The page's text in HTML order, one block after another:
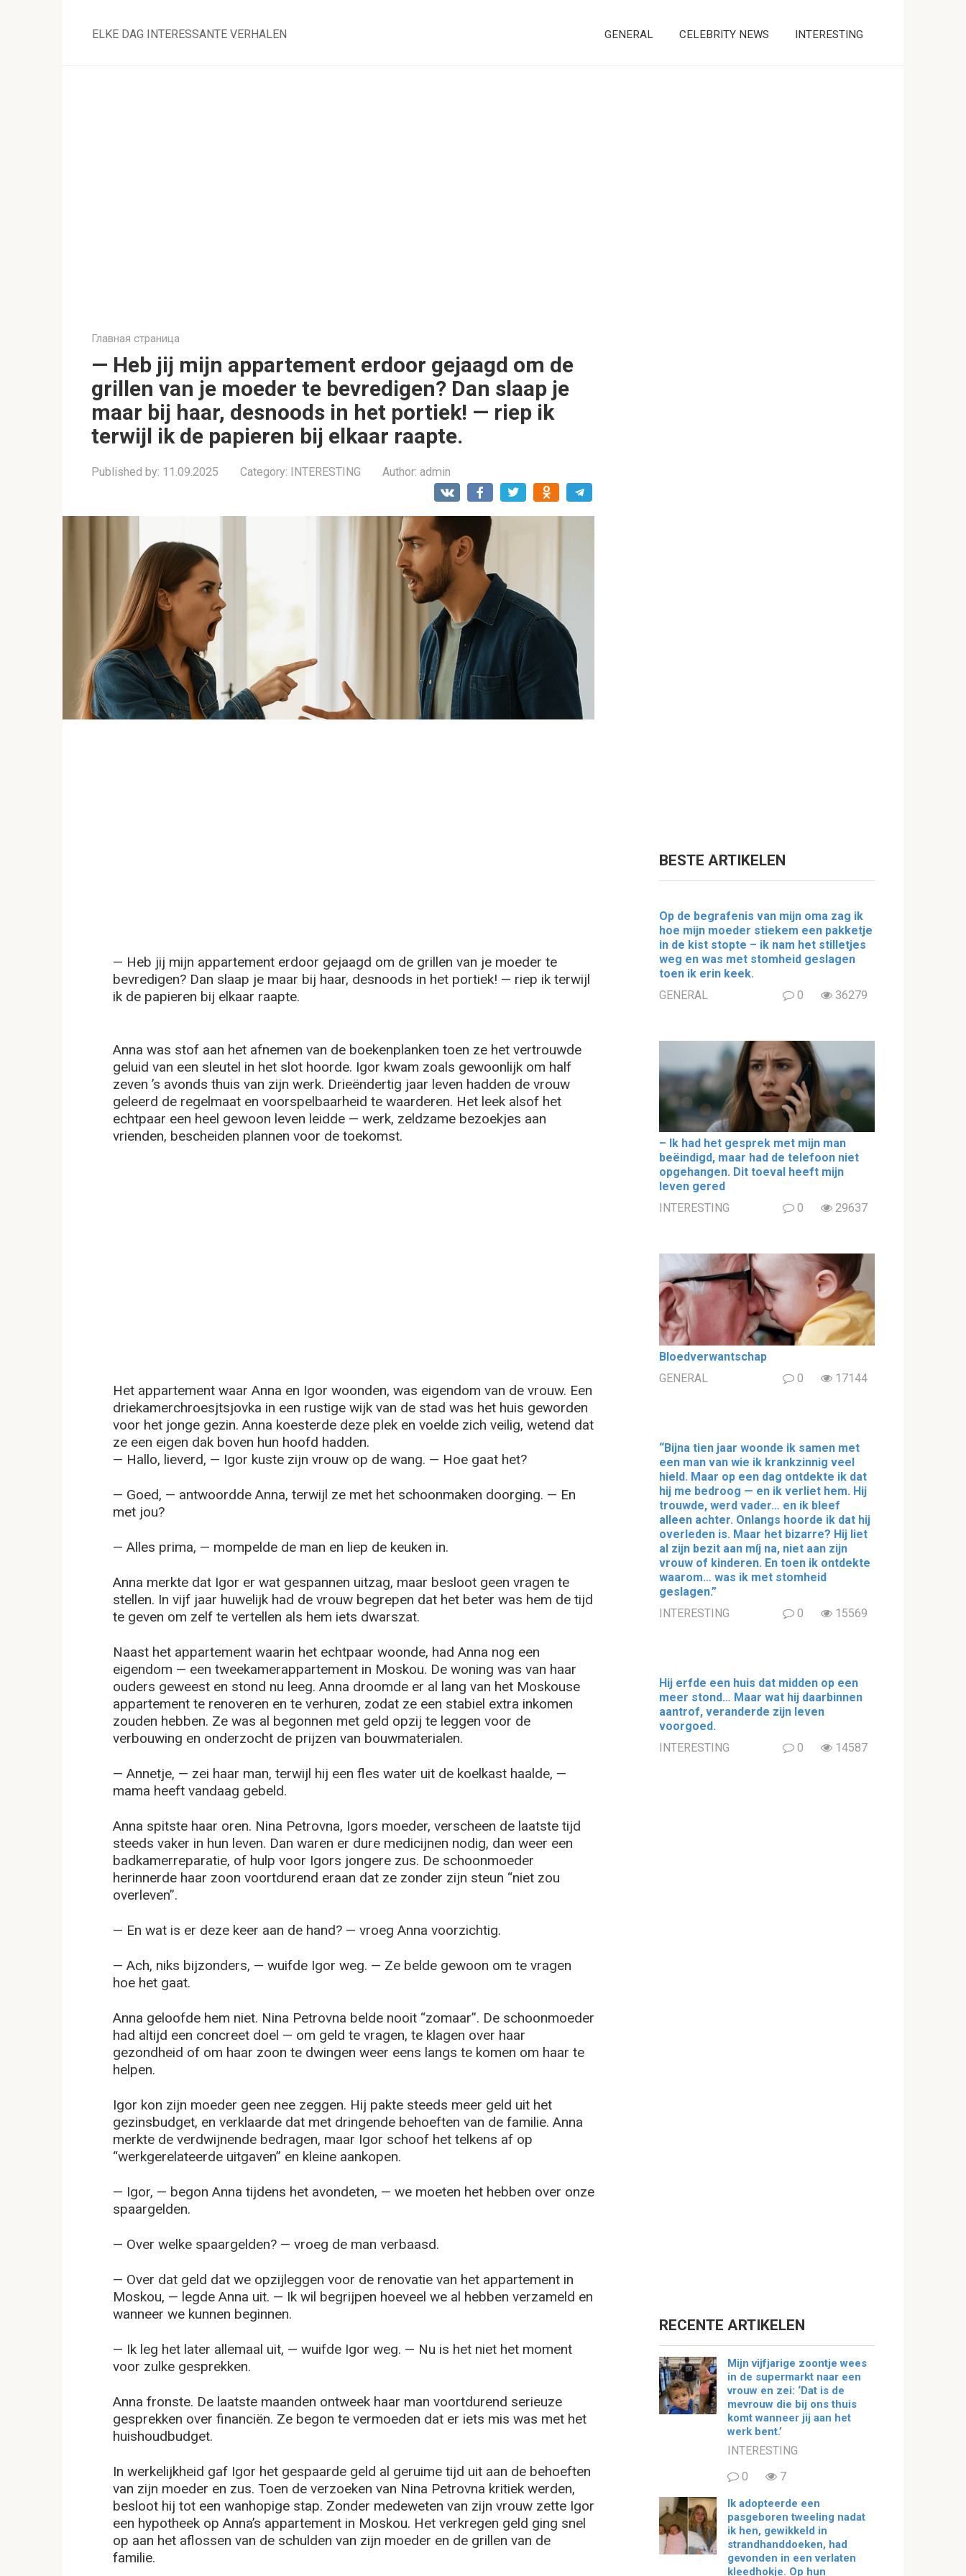
ELKE DAG INTERESSANTE VERHALEN GENERAL CELEBRITY NEWS INTERESTING
Главная страница
— Heb jij mijn appartement erdoor gejaagd om de
grillen van je moeder te bevredigen? Dan slaap je
maar bij haar, desnoods in het portiek! — riep ik
terwijl ik de papieren bij elkaar raapte.
Published by: 11.09.2025 Category: INTERESTING Author: admin
— Heb jij mijn appartement erdoor gejaagd om de grillen van je moeder te
bevredigen? Dan slaap je maar bij haar, desnoods in het portiek! — riep ik terwijl
ik de papieren bij elkaar raapte.
Anna was stof aan het afnemen van de boekenplanken toen ze het vertrouwde
geluid van een sleutel in het slot hoorde. Igor kwam zoals gewoonlijk om half
zeven ’s avonds thuis van zijn werk. Drieëndertig jaar leven hadden de vrouw
geleerd de regelmaat en voorspelbaarheid te waarderen. Het leek alsof het
echtpaar een heel gewoon leven leidde — werk, zeldzame bezoekjes aan
vrienden, bescheiden plannen voor de toekomst.
Het appartement waar Anna en Igor woonden, was eigendom van de vrouw. Een
driekamerchroesjtsjovka in een rustige wijk van de stad was het huis geworden
voor het jonge gezin. Anna koesterde deze plek en voelde zich veilig, wetend dat
ze een eigen dak boven hun hoofd hadden.
— Hallo, lieverd, — Igor kuste zijn vrouw op de wang. — Hoe gaat het?
— Goed, — antwoordde Anna, terwijl ze met het schoonmaken doorging. — En
met jou?
— Alles prima, — mompelde de man en liep de keuken in.
Anna merkte dat Igor er wat gespannen uitzag, maar besloot geen vragen te
stellen. In vijf jaar huwelijk had de vrouw begrepen dat het beter was hem de tijd
te geven om zelf te vertellen als hem iets dwarszat.
Naast het appartement waarin het echtpaar woonde, had Anna nog een
eigendom — een tweekamerappartement in Moskou. De woning was van haar
ouders geweest en stond nu leeg. Anna droomde er al lang van het Moskouse
appartement te renoveren en te verhuren, zodat ze een stabiel extra inkomen
zouden hebben. Ze was al begonnen met geld opzij te leggen voor de
verbouwing en onderzocht de prijzen van bouwmaterialen.
— Annetje, — zei haar man, terwijl hij een fles water uit de koelkast haalde, —
mama heeft vandaag gebeld.
Anna spitste haar oren. Nina Petrovna, Igors moeder, verscheen de laatste tijd
steeds vaker in hun leven. Dan waren er dure medicijnen nodig, dan weer een
badkamerreparatie, of hulp voor Igors jongere zus. De schoonmoeder
herinnerde haar zoon voortdurend eraan dat ze zonder zijn steun “niet zou
overleven”.
— En wat is er deze keer aan de hand? — vroeg Anna voorzichtig.
— Ach, niks bijzonders, — wuifde Igor weg. — Ze belde gewoon om te vragen
hoe het gaat.
Anna geloofde hem niet. Nina Petrovna belde nooit “zomaar”. De schoonmoeder
had altijd een concreet doel — om geld te vragen, te klagen over haar
gezondheid of om haar zoon te dwingen weer eens langs te komen om haar te
helpen.
Igor kon zijn moeder geen nee zeggen. Hij pakte steeds meer geld uit het
gezinsbudget, en verklaarde dat met dringende behoeften van de familie. Anna
merkte de verdwijnende bedragen, maar Igor schoof het telkens af op
“werkgerelateerde uitgaven” en kleine aankopen.
— Igor, — begon Anna tijdens het avondeten, — we moeten het hebben over onze
spaargelden.
— Over welke spaargelden? — vroeg de man verbaasd.
— Over dat geld dat we opzijleggen voor de renovatie van het appartement in
Moskou, — legde Anna uit. — Ik wil begrijpen hoeveel we al hebben verzameld en
wanneer we kunnen beginnen.
— Ik leg het later allemaal uit, — wuifde Igor weg. — Nu is het niet het moment
voor zulke gesprekken.
Anna fronste. De laatste maanden ontweek haar man voortdurend serieuze
gesprekken over financiën. Ze begon te vermoeden dat er iets mis was met het
huishoudbudget.
In werkelijkheid gaf Igor het gespaarde geld al geruime tijd uit aan de behoeften
van zijn moeder en zus. Toen de verzoeken van Nina Petrovna kritiek werden,
besloot hij tot een wanhopige stap. Zonder medeweten van zijn vrouw zette Igor
een hypotheek op Anna’s appartement in Moskou. Het verkregen geld ging snel
op aan het aflossen van de schulden van zijn moeder en de grillen van de
familie.
BESTE ARTIKELEN
Op de begrafenis van mijn oma zag ik
hoe mijn moeder stiekem een pakketje
in de kist stopte – ik nam het stilletjes
weg en was met stomheid geslagen
toen ik erin keek.
GENERAL
0 36279
– Ik had het gesprek met mijn man
beëindigd, maar had de telefoon niet
opgehangen. Dit toeval heeft mijn
leven gered
INTERESTING
0 29637
Bloedverwantschap
GENERAL
0 17144
“Bijna tien jaar woonde ik samen met
een man van wie ik krankzinnig veel
hield. Maar op een dag ontdekte ik dat
hij me bedroog — en ik verliet hem. Hij
trouwde, werd vader… en ik bleef
alleen achter. Onlangs hoorde ik dat hij
overleden is. Maar het bizarre? Hij liet
al zijn bezit aan míj na, niet aan zijn
vrouw of kinderen. En toen ik ontdekte
waarom… was ik met stomheid
geslagen.”
INTERESTING
0 15569
Hij erfde een huis dat midden op een
meer stond… Maar wat hij daarbinnen
aantrof, veranderde zijn leven
voorgoed.
INTERESTING
0 14587
RECENTE ARTIKELEN
Mijn vijfjarige zoontje wees
in de supermarkt naar een
vrouw en zei: ‘Dat is de
mevrouw die bij ons thuis
komt wanneer jij aan het
werk bent.’
INTERESTING
0
7
Ik adopteerde een
pasgeboren tweeling nadat
ik hen, gewikkeld in
strandhanddoeken, had
gevonden in een verlaten
kleedhokje. Op hun